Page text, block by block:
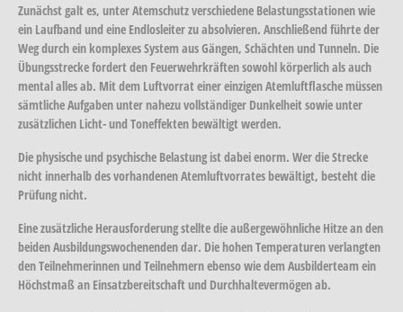
Zunächst galt es, unter Atemschutz verschiedene Belastungsstationen wie
ein Laufband und eine Endlosleiter zu absolvieren. Anschließend führte der
Weg durch ein komplexes System aus Gängen, Schächten und Tunneln. Die
Übungsstrecke fordert den Feuerwehrkräften sowohl körperlich als auch
mental alles ab. Mit dem Luftvorrat einer einzigen Atemluftflasche müssen
sämtliche Aufgaben unter nahezu vollständiger Dunkelheit sowie unter
zusätzlichen Licht- und Toneffekten bewältigt werden.
Die physische und psychische Belastung ist dabei enorm. Wer die Strecke
nicht innerhalb des vorhandenen Atemluftvorrates bewältigt, besteht die
Prüfung nicht.
Eine zusätzliche Herausforderung stellte die außergewöhnliche Hitze an den
beiden Ausbildungswochenenden dar. Die hohen Temperaturen verlangten
den Teilnehmerinnen und Teilnehmern ebenso wie dem Ausbilderteam ein
Höchstmaß an Einsatzbereitschaft und Durchhaltevermögen ab.